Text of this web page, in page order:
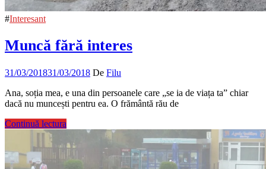
#Interesant
Muncă fără interes
31/03/201831/03/2018 De Filu
Ana, soția mea, e una din persoanele care „se ia de viața ta” chiar
dacă nu muncești pentru ea. O frământă rău de
Continuă lectura